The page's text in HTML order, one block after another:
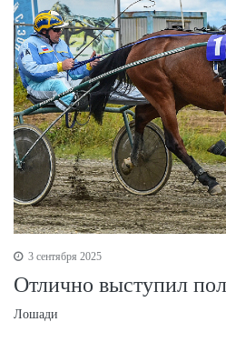
3 сентября 2025
Отлично выступил
Лошади